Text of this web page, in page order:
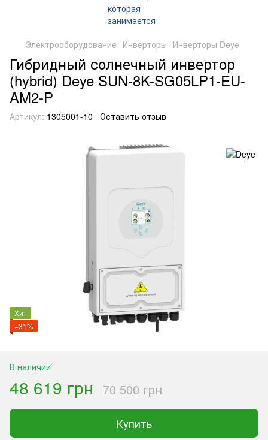
Электрооборудование Инверторы Инверторы Deye
Гибридный солнечный инвертор
(hybrid) Deye SUN-8K-SG05LP1-EU-
AM2-P
Артикул: 1305001-10 Оставить отзыв
Хит
−31%
В наличии
48 619 грн 70 500 грн
Купить